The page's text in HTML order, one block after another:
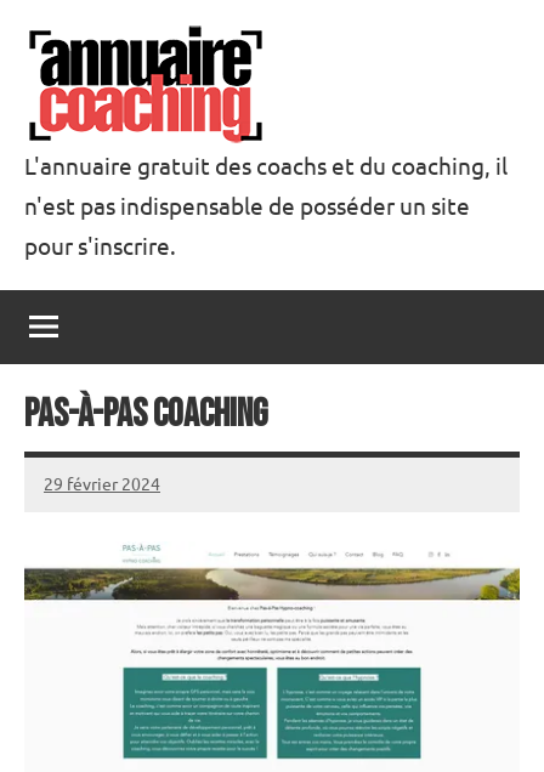
contenu
Annuaire
Coaching
L'annuaire gratuit des coachs et du coaching, il
n'est pas indispensable de posséder un site
pour s'inscrire.
Pas-à-Pas Coaching
29 février 2024
annuairecoaching